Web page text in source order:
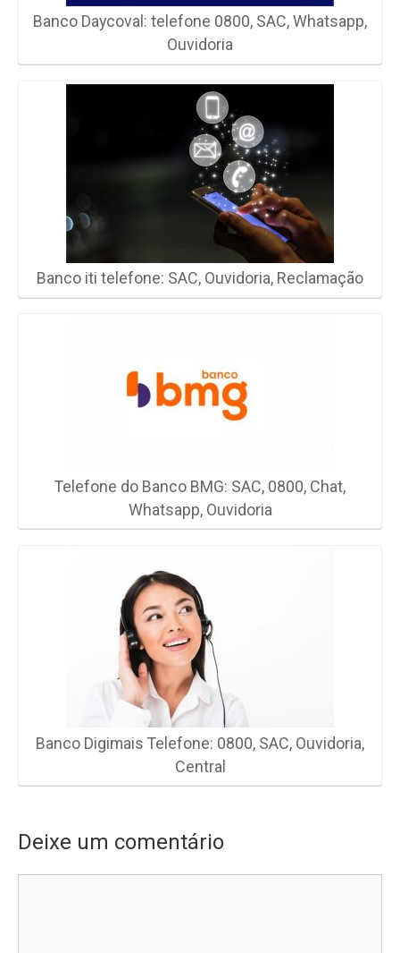
Banco Daycoval: telefone 0800, SAC, Whatsapp,
Ouvidoria
Banco iti telefone: SAC, Ouvidoria, Reclamação
Telefone do Banco BMG: SAC, 0800, Chat,
Whatsapp, Ouvidoria
Banco Digimais Telefone: 0800, SAC, Ouvidoria,
Central
Deixe um comentário